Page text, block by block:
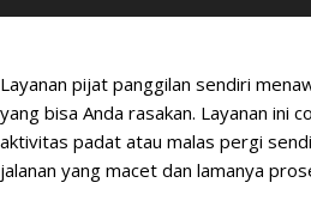
Layanan pijat panggilan sendiri
yang bisa Anda rasakan. Layanan ini
aktivitas padat atau malas pergi
jalanan yang macet dan lamanya